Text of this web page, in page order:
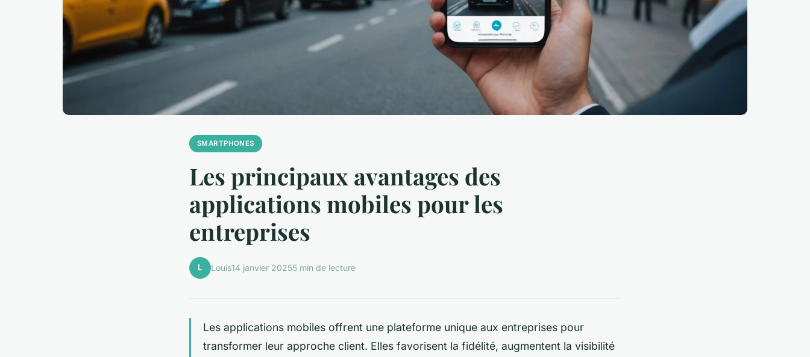
SMARTPHONES
Les principaux avantages des
applications mobiles pour les
entreprises
L Louis14 janvier 20255 min de lecture
Les applications mobiles offrent une plateforme unique aux entreprises pour
transformer leur approche client. Elles favorisent la fidélité, augmentent la visibilité